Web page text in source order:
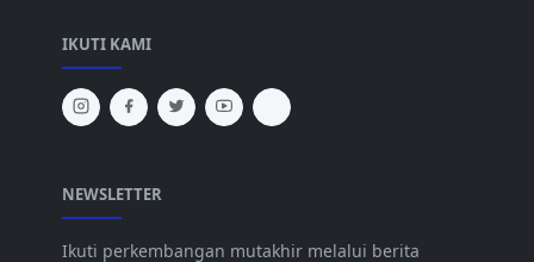
IKUTI KAMI
NEWSLETTER
Ikuti perkembangan mutakhir melalui berita